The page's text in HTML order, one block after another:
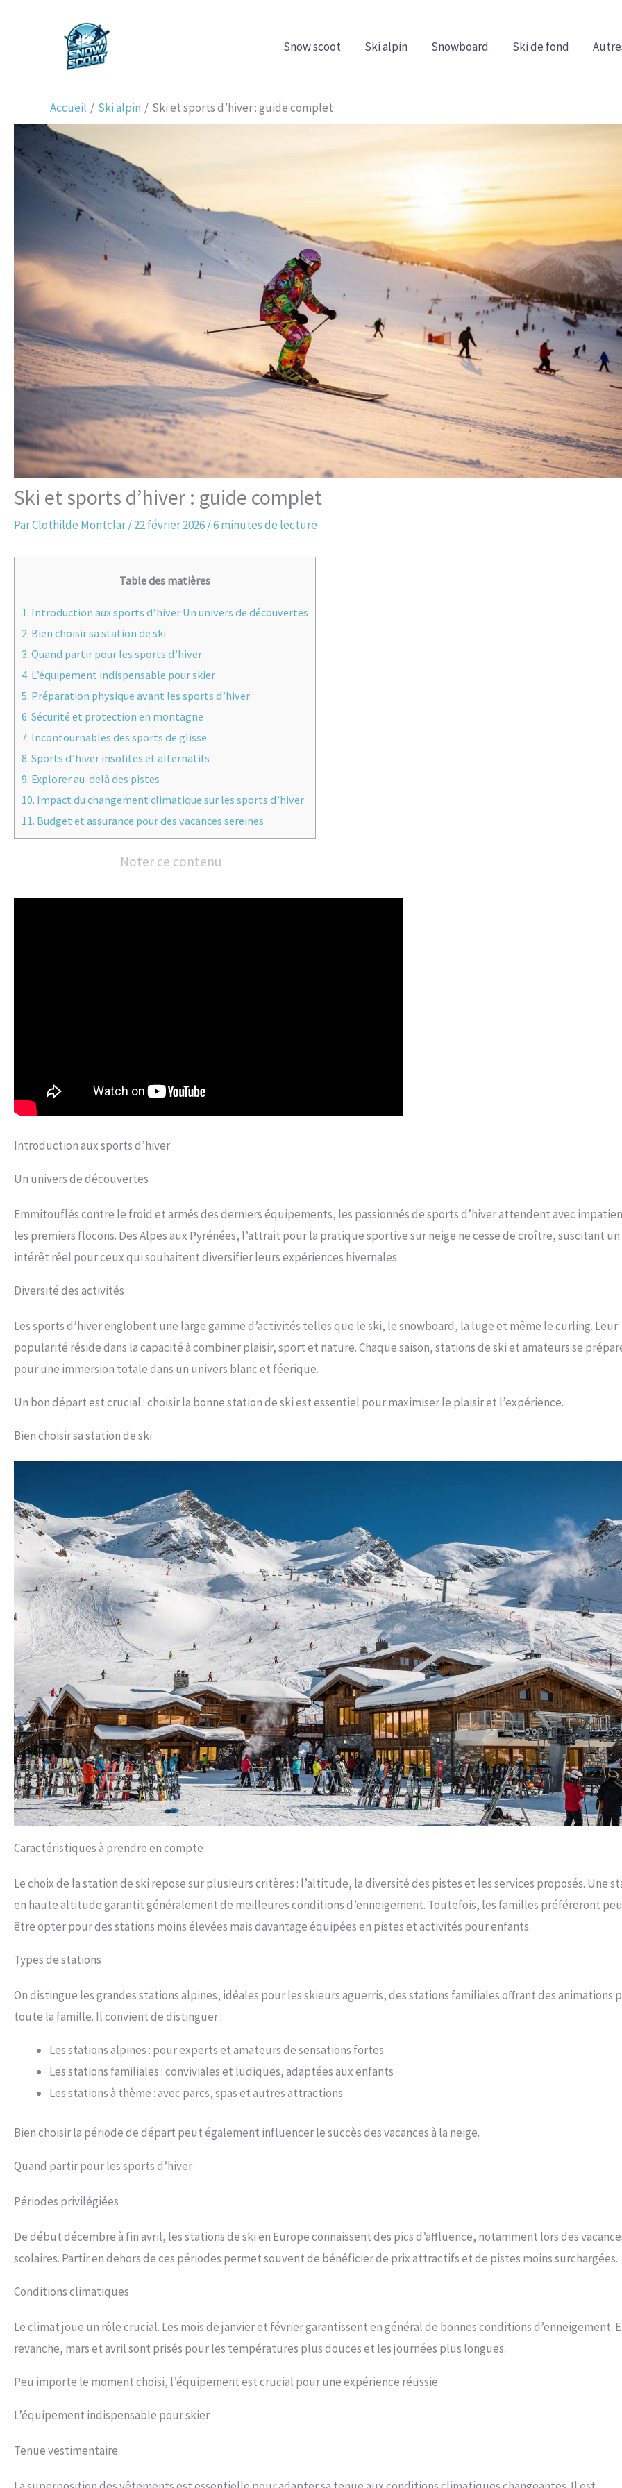
Snow scoot Ski alpin Snowboard Ski de fond
Accueil Ski alpin Ski et sports d’hiver : guide complet
Ski et sports d’hiver : guide complet
ParClothilde Montclar/22 février 2026/6 minutes de lecture
Table des matières
1. Introduction aux sports d’hiver Un univers de découvertes
2. Bien choisir sa station de ski
3. Quand partir pour les sports d’hiver
4. L’équipement indispensable pour skier
5. Préparation physique avant les sports d’hiver
6. Sécurité et protection en montagne
7. Incontournables des sports de glisse
8. Sports d’hiver insolites et alternatifs
9. Explorer au-delà des pistes
10. Impact du changement climatique sur les sports d’hiver
11. Budget et assurance pour des vacances sereines
Noter ce contenu
Introduction aux sports d’hiver
Un univers de découvertes
Emmitouflés contre le froid et armés des derniers équipements, les passionnés de sports d’hiver attendent avec
les premiers flocons. Des Alpes aux Pyrénées, l’attrait pour la pratique sportive sur neige ne cesse de croître, suscitant un
intérêt réel pour ceux qui souhaitent diversifier leurs expériences hivernales.
Diversité des activités
Les sports d’hiver englobent une large gamme d’activités telles que le ski, le snowboard, la luge et même le curling. Leur
popularité réside dans la capacité à combiner plaisir, sport et nature. Chaque saison, stations de ski et amateurs se
pour une immersion totale dans un univers blanc et féerique.
Un bon départ est crucial : choisir la bonne station de ski est essentiel pour maximiser le plaisir et l’expérience.
Bien choisir sa station de ski
Caractéristiques à prendre en compte
Le choix de la station de ski repose sur plusieurs critères : l’altitude, la diversité des pistes et les services proposés. Une
en haute altitude garantit généralement de meilleures conditions d’enneigement. Toutefois, les familles préféreront
être opter pour des stations moins élevées mais davantage équipées en pistes et activités pour enfants.
Types de stations
On distingue les grandes stations alpines, idéales pour les skieurs aguerris, des stations familiales offrant des animations
toute la famille. Il convient de distinguer :
Les stations alpines : pour experts et amateurs de sensations fortes
Les stations familiales : conviviales et ludiques, adaptées aux enfants
Les stations à thème : avec parcs, spas et autres attractions
Bien choisir la période de départ peut également influencer le succès des vacances à la neige.
Quand partir pour les sports d’hiver
Périodes privilégiées
De début décembre à fin avril, les stations de ski en Europe connaissent des pics d’affluence, notamment lors des
scolaires. Partir en dehors de ces périodes permet souvent de bénéficier de prix attractifs et de pistes moins surchargées.
Conditions climatiques
Le climat joue un rôle crucial. Les mois de janvier et février garantissent en général de bonnes conditions d’enneigement.
revanche, mars et avril sont prisés pour les températures plus douces et les journées plus longues.
Peu importe le moment choisi, l’équipement est crucial pour une expérience réussie.
L’équipement indispensable pour skier
Tenue vestimentaire